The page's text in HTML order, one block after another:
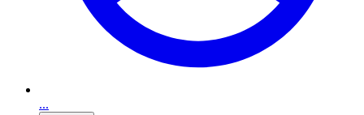
...